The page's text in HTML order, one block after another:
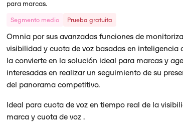
para marcas.
Segmento medio Prueba gratuita
Omnia por sus avanzadas funciones de
visibilidad y cuota de voz basadas en inteligencia
la convierte en la solución ideal para marcas y
interesadas en realizar un seguimiento de su
del panorama competitivo.
Ideal para cuota de voz en tiempo real de la
marca y cuota de voz .